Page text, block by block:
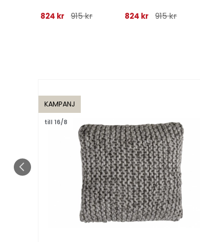
824 kr 915 kr 824 kr 915 kr
KAMPANJ
till 16/8